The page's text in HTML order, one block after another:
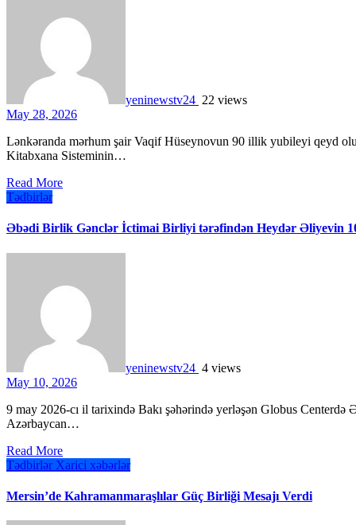
yeninewstv24 22 views
May 28, 2026
Lənkəranda mərhum şair Vaqif Hüseynovun 90 illik yubileyi qeyd olunub.26 may 2026-cı il tarixdə Lənkəran Mərkəzləşdirilmiş
Kitabxana Sisteminin…
Read More
Tədbirlər
Əbədi Birlik Gənclər İctimai Birliyi tərəfindən Heydər Əliyevin
yeninewstv24 4 views
May 10, 2026
9 may 2026-cı il tarixində Bakı şəhərində yerləşən Globus Centerdə Əbədi Birlik Gənclər İctimai Birliyinin təşkilatçılığı ilə
Azərbaycan…
Read More
Tədbirlər Xarici xəbərlər
Mersin’de Kahramanmaraşlılar Güç Birliği Mesajı Verdi